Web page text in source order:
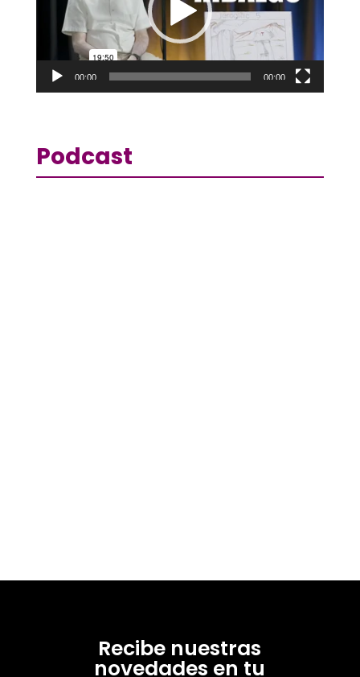
00:00 00:00
Podcast
Recibe nuestras
novedades en tu